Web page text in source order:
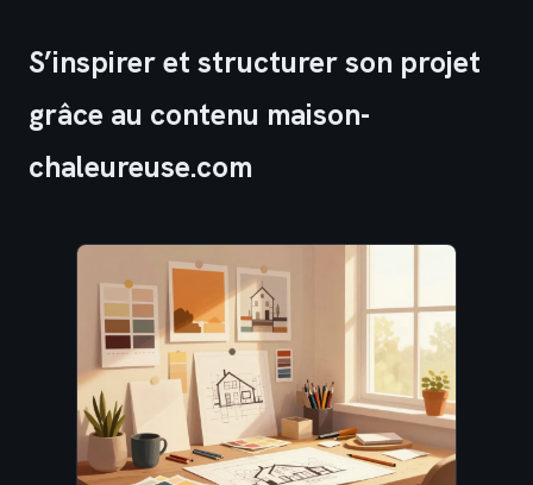
S’inspirer et structurer son projet
grâce au contenu maison-
chaleureuse.com